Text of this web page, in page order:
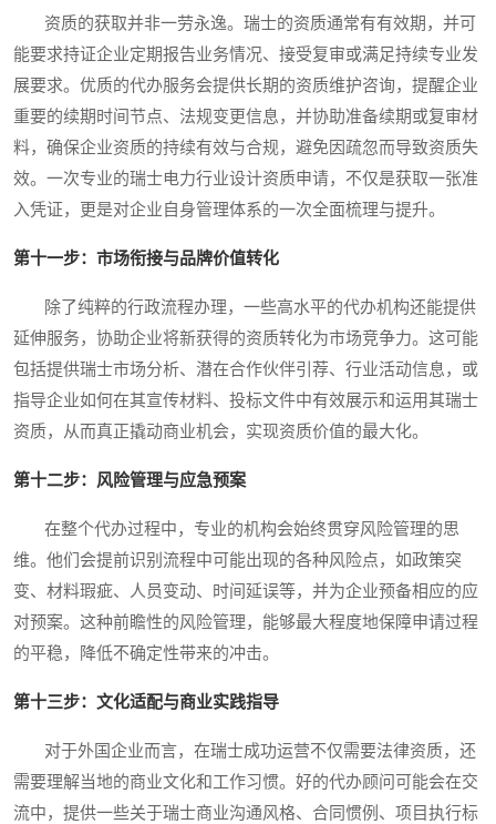
资质的获取并非一劳永逸。瑞士的资质通常有有效期，并可
能要求持证企业定期报告业务情况、接受复审或满足持续专业发
展要求。优质的代办服务会提供长期的资质维护咨询，提醒企业
重要的续期时间节点、法规变更信息，并协助准备续期或复审材
料，确保企业资质的持续有效与合规，避免因疏忽而导致资质失
效。一次专业的瑞士电力行业设计资质申请，不仅是获取一张准
入凭证，更是对企业自身管理体系的一次全面梳理与提升。
第十一步：市场衔接与品牌价值转化
除了纯粹的行政流程办理，一些高水平的代办机构还能提供
延伸服务，协助企业将新获得的资质转化为市场竞争力。这可能
包括提供瑞士市场分析、潜在合作伙伴引荐、行业活动信息，或
指导企业如何在其宣传材料、投标文件中有效展示和运用其瑞士
资质，从而真正撬动商业机会，实现资质价值的最大化。
第十二步：风险管理与应急预案
在整个代办过程中，专业的机构会始终贯穿风险管理的思
维。他们会提前识别流程中可能出现的各种风险点，如政策突
变、材料瑕疵、人员变动、时间延误等，并为企业预备相应的应
对预案。这种前瞻性的风险管理，能够最大程度地保障申请过程
的平稳，降低不确定性带来的冲击。
第十三步：文化适配与商业实践指导
对于外国企业而言，在瑞士成功运营不仅需要法律资质，还
需要理解当地的商业文化和工作习惯。好的代办顾问可能会在交
流中，提供一些关于瑞士商业沟通风格、合同惯例、项目执行标